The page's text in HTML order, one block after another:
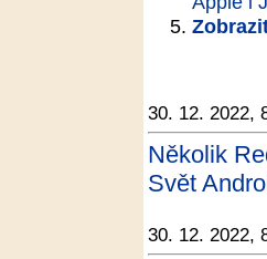
30. 12. 2022,
Několik
Svět
30. 12. 2022,